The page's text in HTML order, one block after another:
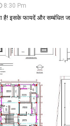
8:30 Pm
है! इसके फायदें और सम्बंधित